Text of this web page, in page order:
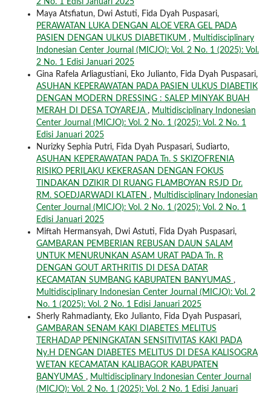
2 No. 1 Edisi Januari 2025
Maya Atsfiatun, Dwi Astuti, Fida Dyah Puspasari,
PERAWATAN LUKA DENGAN ALOE VERA GEL PADA
PASIEN DENGAN ULKUS DIABETIKUM , Multidisciplinary
Indonesian Center Journal (MICJO): Vol. 2 No. 1 (2025): Vol.
2 No. 1 Edisi Januari 2025
Gina Rafela Arliagustiani, Eko Julianto, Fida Dyah Puspasari,
ASUHAN KEPERAWATAN PADA PASIEN ULKUS DIABETIK
DENGAN MODERN DRESSING : SALEP MINYAK BUAH
MERAH DI DESA TOYAREJA , Multidisciplinary Indonesian
Center Journal (MICJO): Vol. 2 No. 1 (2025): Vol. 2 No. 1
Edisi Januari 2025
Nurizky Sephia Putri, Fida Dyah Puspasari, Sudiarto,
ASUHAN KEPERAWATAN PADA Tn. S SKIZOFRENIA
RISIKO PERILAKU KEKERASAN DENGAN FOKUS
TINDAKAN DZIKIR DI RUANG FLAMBOYAN RSJD Dr.
RM. SOEDJARWADI KLATEN , Multidisciplinary Indonesian
Center Journal (MICJO): Vol. 2 No. 1 (2025): Vol. 2 No. 1
Edisi Januari 2025
Miftah Hermansyah, Dwi Astuti, Fida Dyah Puspasari,
GAMBARAN PEMBERIAN REBUSAN DAUN SALAM
UNTUK MENURUNKAN ASAM URAT PADA Tn. R
DENGAN GOUT ARTHRITIS DI DESA DATAR
KECAMATAN SUMBANG KABUPATEN BANYUMAS ,
Multidisciplinary Indonesian Center Journal (MICJO): Vol. 2
No. 1 (2025): Vol. 2 No. 1 Edisi Januari 2025
Sherly Rahmadianty, Eko Julianto, Fida Dyah Puspasari,
GAMBARAN SENAM KAKI DIABETES MELITUS
TERHADAP PENINGKATAN SENSITIVITAS KAKI PADA
Ny.H DENGAN DIABETES MELITUS DI DESA KALISOGRA
WETAN KECAMATAN KALIBAGOR KABUPATEN
BANYUMAS , Multidisciplinary Indonesian Center Journal
(MICJO): Vol. 2 No. 1 (2025): Vol. 2 No. 1 Edisi Januari